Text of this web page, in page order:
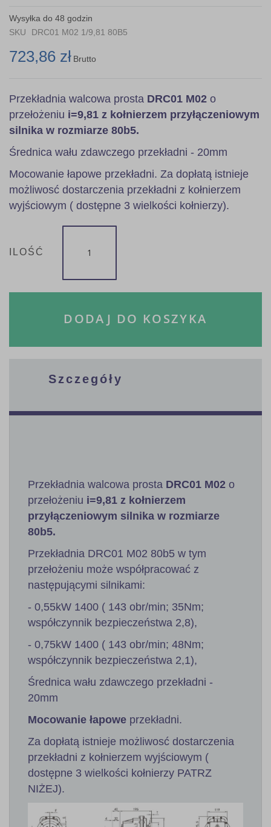
the
images
Wysyłka do 48 godzin
SKU
DRC01 M02 1/9,81 80B5
723,86 zł Brutto
Przekładnia walcowa prosta DRC01 M02 o
przełożeniu i=9,81 z kołnierzem przyłączeniowym
silnika w rozmiarze 80b5.
Średnica wału zdawczego przekładni - 20mm
Mocowanie łapowe przekładni. Za dopłatą istnieje
możliwosć dostarczenia przekładni z kołnierzem
wyjściowym ( dostępne 3 wielkości kołnierzy).
ILOŚĆ
DODAJ DO KOSZYKA
Szczegóły
Przekładnia walcowa prosta DRC01 M02 o
przełożeniu i=9,81 z kołnierzem
przyłączeniowym silnika w rozmiarze
80b5.
Przekładnia DRC01 M02 80b5 w tym
przełożeniu może współpracować z
następującymi silnikami:
- 0,55kW 1400 ( 143 obr/min; 35Nm;
współczynnik bezpieczeństwa 2,8),
- 0,75kW 1400 ( 143 obr/min; 48Nm;
współczynnik bezpieczeństwa 2,1),
Średnica wału zdawczego przekładni -
20mm
Mocowanie łapowe przekładni.
Za dopłatą istnieje możliwosć dostarczenia
przekładni z kołnierzem wyjściowym (
dostępne 3 wielkości kołnierzy PATRZ
NIŻEJ).